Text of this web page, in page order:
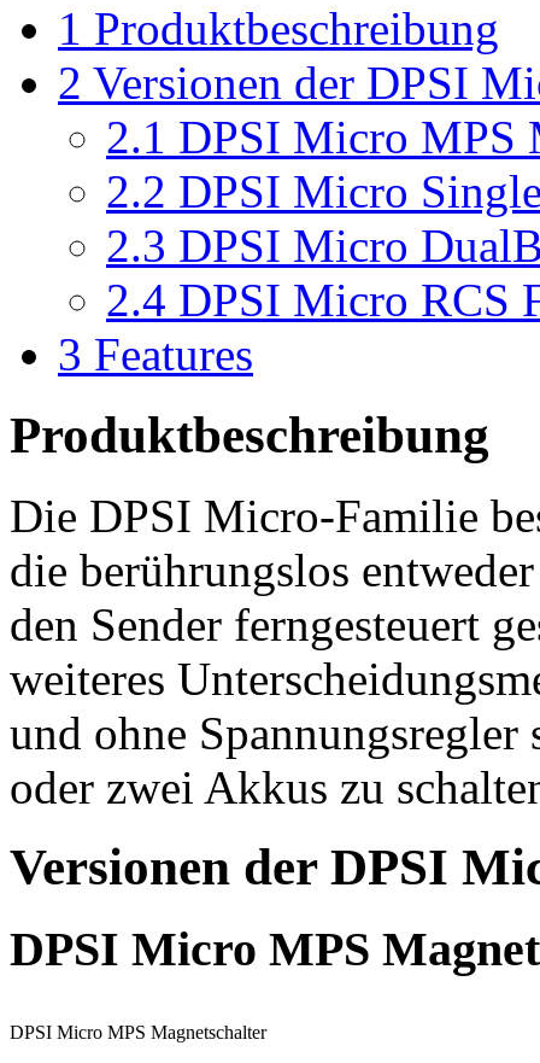
1 Produktbeschreibung
2 Versionen der DPSI
2.1 DPSI Micro MPS
2.2 DPSI Micro
2.3 DPSI Micro
2.4 DPSI Micro RCS
3 Features
Produktbeschreibung
Die DPSI Micro-Familie
die berührungslos
den Sender ferngesteuert
weiteres
und ohne
oder zwei Akkus zu
Versionen der DPSI
DPSI Micro MPS
DPSI Micro MPS Magnetschalter